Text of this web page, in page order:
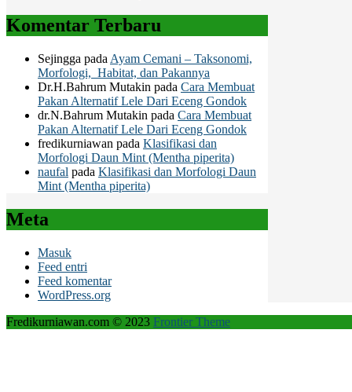
Komentar Terbaru
Sejingga pada Ayam Cemani – Taksonomi,
Morfologi, Habitat, dan Pakannya
Dr.H.Bahrum Mutakin pada Cara Membuat
Pakan Alternatif Lele Dari Eceng Gondok
dr.N.Bahrum Mutakin pada Cara Membuat
Pakan Alternatif Lele Dari Eceng Gondok
fredikurniawan pada Klasifikasi dan
Morfologi Daun Mint (Mentha piperita)
naufal pada Klasifikasi dan Morfologi Daun
Mint (Mentha piperita)
Meta
Masuk
Feed entri
Feed komentar
WordPress.org
Fredikurniawan.com © 2023 Frontier Theme